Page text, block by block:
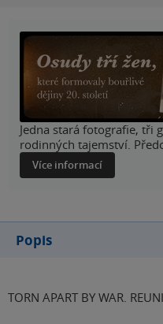
Jedna stará fotografie, tři
rodinných tajemství.
Více informací
Popis
TORN APART BY WAR.